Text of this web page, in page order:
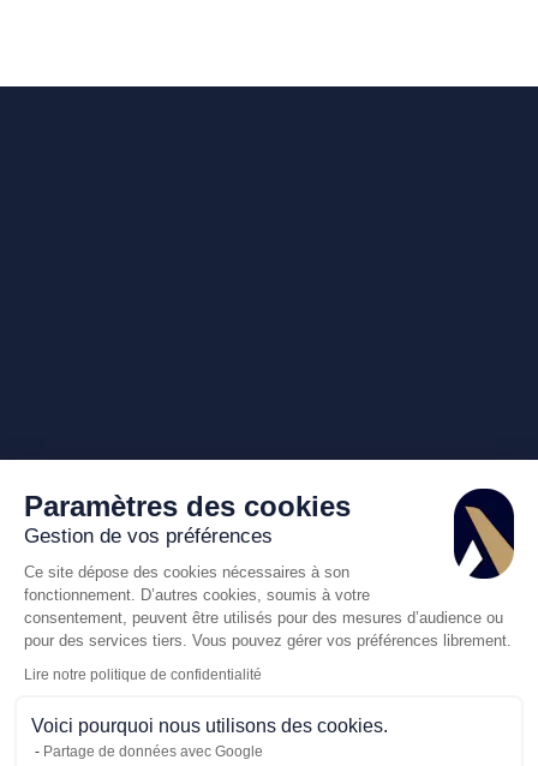
Paramètres des cookies
Gestion de vos préférences
Ce site dépose des cookies nécessaires à son
fonctionnement. D’autres cookies, soumis à votre
consentement, peuvent être utilisés pour des mesures d’audience ou
pour des services tiers. Vous pouvez gérer vos préférences librement.
Lire notre politique de confidentialité
Voici pourquoi nous utilisons des cookies.
Partage de données avec Google